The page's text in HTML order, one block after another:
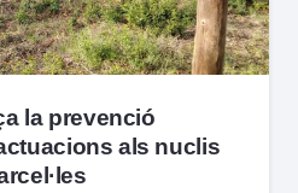
la prevenció
als nuclis